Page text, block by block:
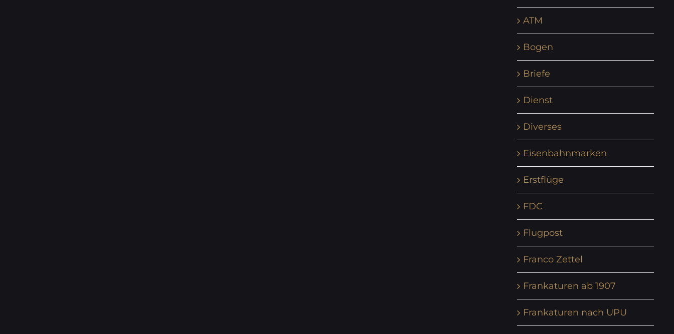
ATM
Bogen
Briefe
Dienst
Diverses
Eisenbahnmarken
Erstflüge
FDC
Flugpost
Franco Zettel
Frankaturen ab 1907
Frankaturen nach UPU